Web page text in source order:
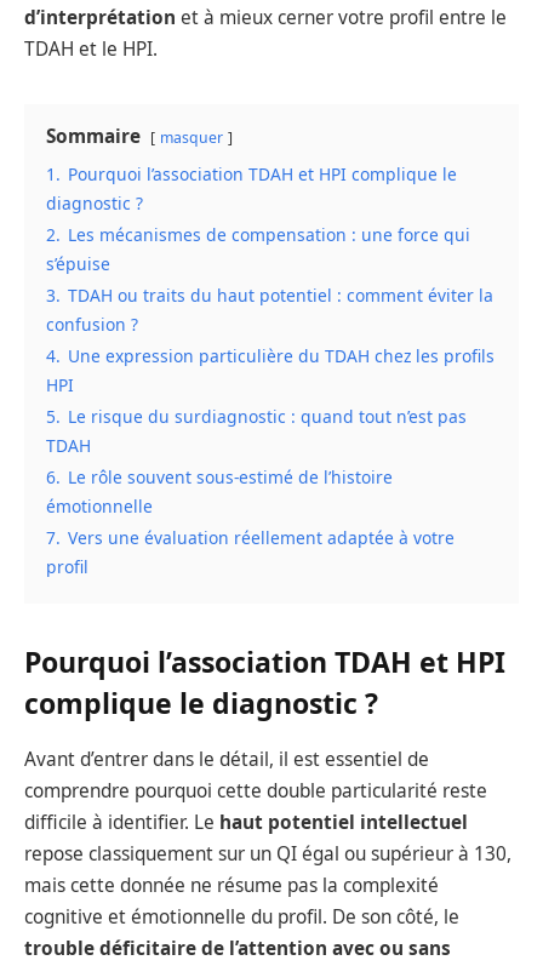
d’interprétation et à mieux cerner votre profil entre le
TDAH et le HPI.
Sommaire masquer
1. Pourquoi l’association TDAH et HPI complique le
diagnostic ?
2. Les mécanismes de compensation : une force qui
s’épuise
3. TDAH ou traits du haut potentiel : comment éviter la
confusion ?
4. Une expression particulière du TDAH chez les profils
HPI
5. Le risque du surdiagnostic : quand tout n’est pas
TDAH
6. Le rôle souvent sous-estimé de l’histoire
émotionnelle
7. Vers une évaluation réellement adaptée à votre
profil
Pourquoi l’association TDAH et HPI
complique le diagnostic ?
Avant d’entrer dans le détail, il est essentiel de
comprendre pourquoi cette double particularité reste
difficile à identifier. Le haut potentiel intellectuel
repose classiquement sur un QI égal ou supérieur à 130,
mais cette donnée ne résume pas la complexité
cognitive et émotionnelle du profil. De son côté, le
trouble déficitaire de l’attention avec ou sans